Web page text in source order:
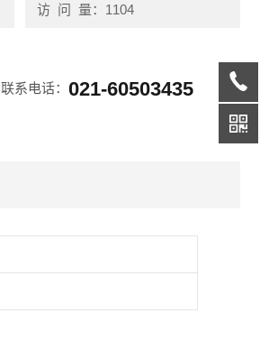
访 问 量：1104
联系电话：021-60503435